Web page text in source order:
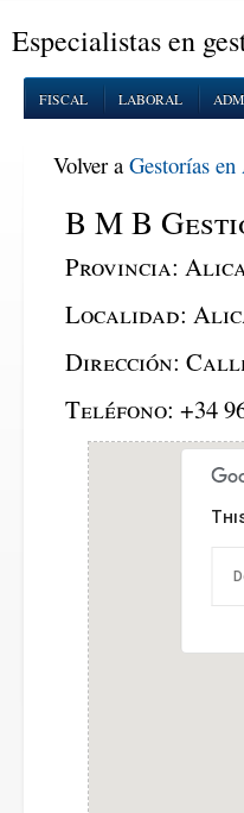
Especialistas en
FISCAL LABORAL
Volver a Gestorías
B M B
Provincia:
Localidad:
Dirección:
Teléfono: +34